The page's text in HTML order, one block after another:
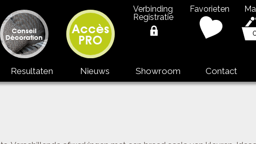
Resultaten Nieuws Showroom Contact
Verbinding
Registratie
Favorieten